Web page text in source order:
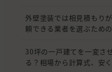
外壁塗装では相見積もり
頼できる業者を選ぶため
30坪の一戸建てを一変さ
る？相場から計算式、安